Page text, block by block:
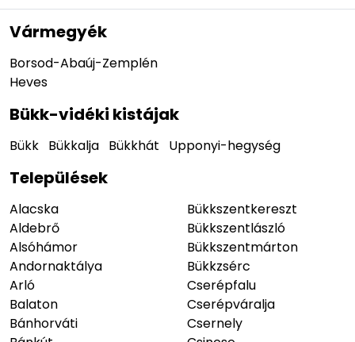
Vármegyék
Borsod-Abaúj-Zemplén
Heves
Bükk-vidéki kistájak
Bükk Bükkalja Bükkhát Upponyi-hegység
Települések
Alacska
Aldebrő
Alsóhámor
Andornaktálya
Arló
Balaton
Bánhorváti
Bükkszentkereszt
Bükkszentlászló
Bükkszentmárton
Bükkzsérc
Cserépfalu
Cserépváralja
Csernely